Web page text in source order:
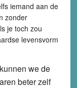
iemand aan de
zonder
je toch zou
levensvorm
we de
beter zelf